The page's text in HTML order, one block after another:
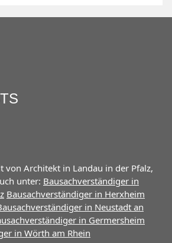
von Architekt in Landau in der Pfalz,
unter: Bausachverständiger in
Bausachverständiger in Herxheim
in Neustadt an
in Germersheim
in Wörth am Rhein